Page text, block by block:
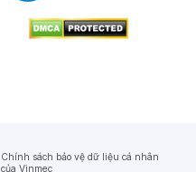
Chính sách bảo vệ dữ liệu cá nhân
của Vinmec